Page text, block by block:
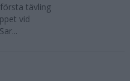
tävling
vid